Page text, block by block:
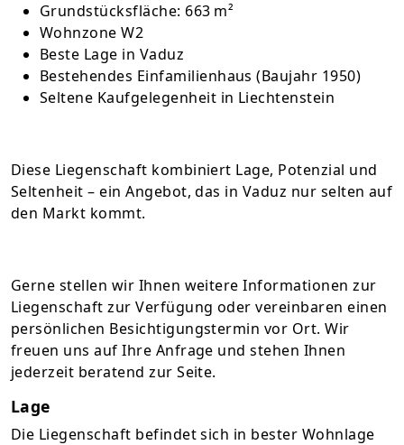
Grundstücksfläche: 663 m²
Wohnzone W2
Beste Lage in Vaduz
Bestehendes Einfamilienhaus (Baujahr 1950)
Seltene Kaufgelegenheit in Liechtenstein
Diese Liegenschaft kombiniert Lage, Potenzial und
Seltenheit – ein Angebot, das in Vaduz nur selten auf
den Markt kommt.
Gerne stellen wir Ihnen weitere Informationen zur
Liegenschaft zur Verfügung oder vereinbaren einen
persönlichen Besichtigungstermin vor Ort. Wir
freuen uns auf Ihre Anfrage und stehen Ihnen
jederzeit beratend zur Seite.
Lage
Die Liegenschaft befindet sich in bester Wohnlage